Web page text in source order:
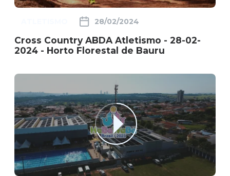
28/02/2024
Cross Country ABDA Atletismo - 28-02-
2024 - Horto Florestal de Bauru